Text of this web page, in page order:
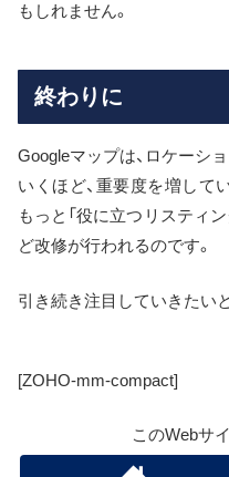
もしれません。
終わりに
Googleマップは、ロケーシ
いくほど、重要度を増して
もっと「役に立つリスティ
ど改修が行われるのです。
引き続き注目していきたい
[ZOHO-mm-compact]
このWebサ